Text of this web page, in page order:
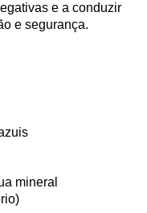
e a conduzir
e segurança.
mineral